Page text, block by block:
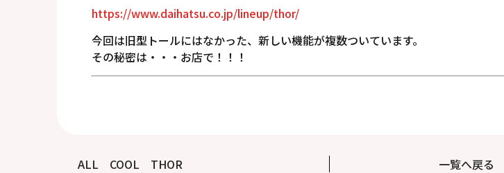
https://www.daihatsu.co.jp/lineup/thor/
今回は旧型トールにはなかった、新しい機能が複数ついています。
その秘密は・・・お店で！！！
ALL COOL THOR 一覧へ戻る